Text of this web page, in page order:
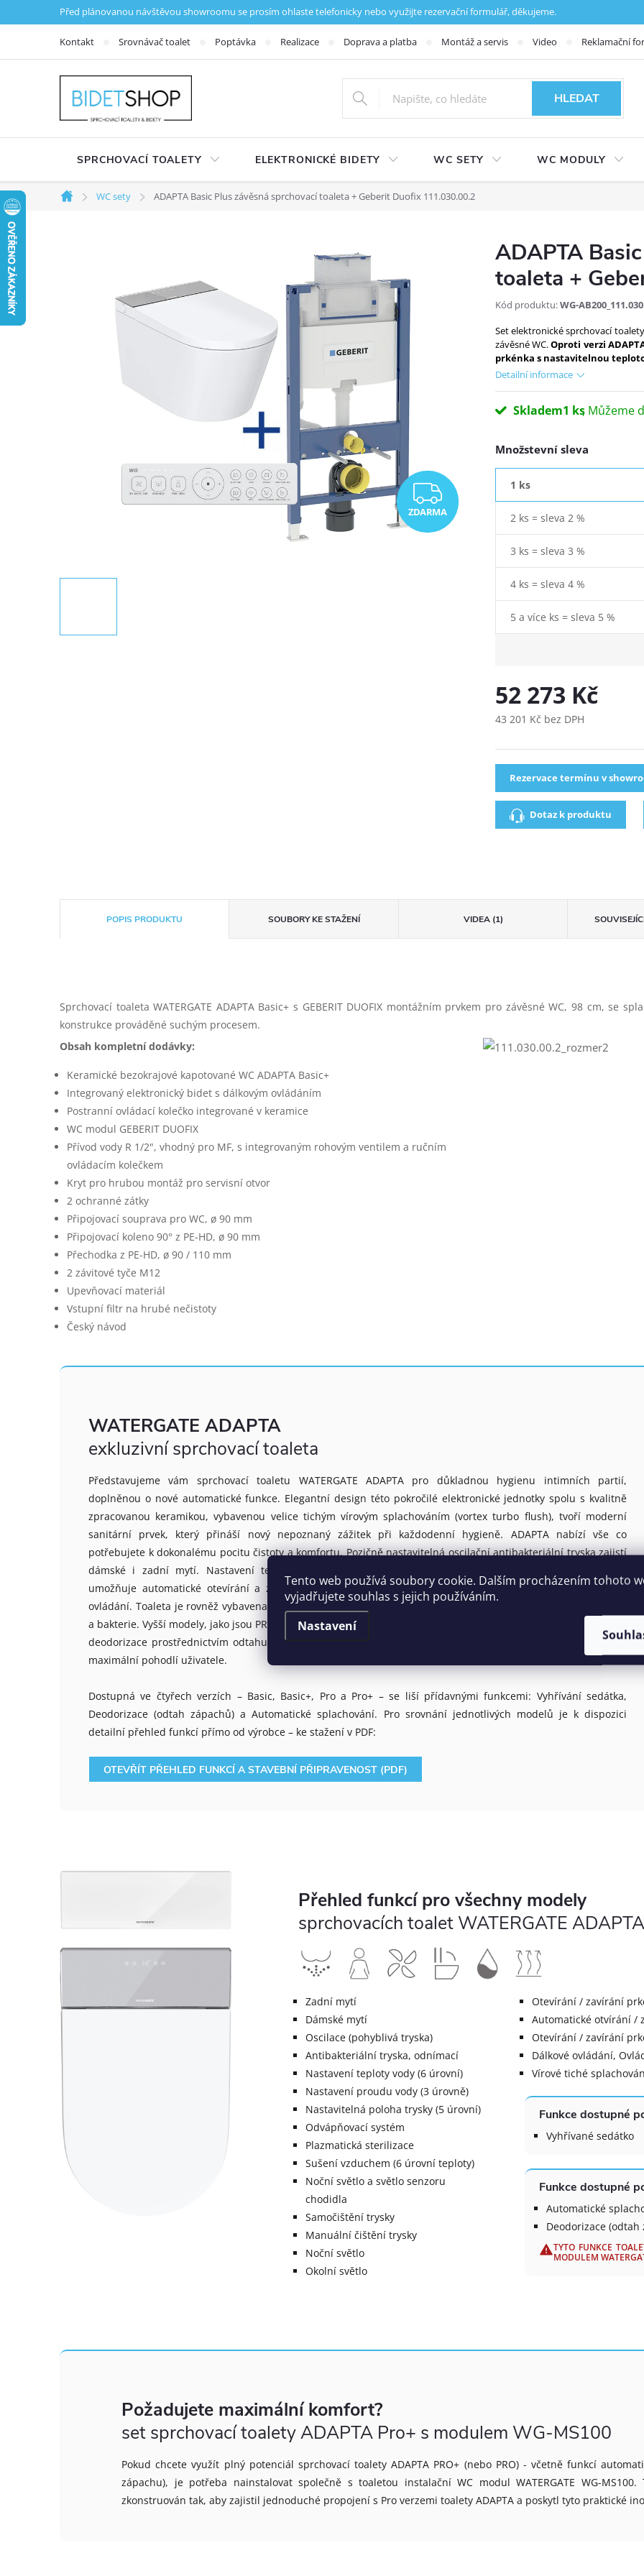
Tento web používá soubory cookie. Dalším procházením tohoto
vyjadřujete souhlas s jejich používáním.
Nastavení
Přejít na obsahPřed plánovanou návštěvou showroomu se prosím ohlaste telefonicky nebo využijte rezervační formulář, děkujeme.
Kontakt Srovnávač toalet Poptávka Realizace Doprava a platba Montáž a servis Video Reklamační
HLEDAT
SPRCHOVACÍ TOALETY ELEKTRONICKÉ BIDETY WC SETY WC MODULY
Domů
WC sety ADAPTA Basic Plus závěsná sprchovací toaleta + Geberit Duofix 111.030.00.2
ZDARMA
ZDARMA
ADAPTA
toaleta +
Kód produktu:WG-
Set elektronické sprchovací
závěsné WC.Oproti verzi
prkénka s nastavitelnou
Detailní informace
Skladem1 ks
Množstevní sleva
1 ks
2 ks = sleva 2 %
3 ks = sleva 3 %
4 ks = sleva 4 %
5 a více ks = sleva 5 %
52 273 Kč
43 201 Kč bez DPH
Rezervace termínu v
Dotaz k produktu
POPIS PRODUKTU SOUBORY KE STAŽENÍ VIDEA (1)
Sprchovací toaleta WATERGATE ADAPTA Basic+ s GEBERIT DUOFIX montážním prvkem pro závěsné WC, 98 cm, se
konstrukce prováděné suchým procesem.
Obsah kompletní dodávky:
Keramické bezokrajové kapotované WC ADAPTA Basic+
Integrovaný elektronický bidet s dálkovým ovládáním
Postranní ovládací kolečko integrované v keramice
WC modul GEBERIT DUOFIX
Přívod vody R 1/2", vhodný pro MF, s integrovaným rohovým ventilem a ručním
ovládacím kolečkem
Kryt pro hrubou montáž pro servisní otvor
2 ochranné zátky
Připojovací souprava pro WC, ø 90 mm
Připojovací koleno 90° z PE-HD, ø 90 mm
Přechodka z PE-HD, ø 90 / 110 mm
2 závitové tyče M12
Upevňovací materiál
Vstupní filtr na hrubé nečistoty
Český návod
WATERGATE ADAPTA
exkluzivní sprchovací toaleta
Představujeme vám sprchovací toaletu WATERGATE ADAPTA pro důkladnou hygienu intimních partií,
doplněnou o nové automatické funkce. Elegantní design této pokročilé elektronické jednotky spolu s kvalitně
zpracovanou keramikou, vybavenou velice tichým vírovým splachováním (vortex turbo flush), tvoří moderní
sanitární prvek, který přináší nový nepoznaný zážitek při každodenní hygieně. ADAPTA nabízí vše co
potřebujete k dokonalému pocitu čistoty a komfortu. Pozičně nastavitelná oscilační antibakteriální tryska zajistí
dámské i zadní mytí. Nastavení teploty vody, intenzity vodního proudu a automatické sušení. ADAPTA
umožňuje automatické otevírání a zavírání víka i sedátka za použití pohybových senzorů nebo dálkového
ovládání. Toaleta je rovněž vybavena plazmatickou sterilizací, která zaručuje dokonalou čistotu, eliminující viry
a bakterie. Vyšší modely, jako jsou PRO a PRO+, přináší další funkce včetně automatického splachování a účinné
deodorizace prostřednictvím odtahu zápachu. Modely BASIC + a PRO+ disponují i vyhřívaným sedátkem pro
maximální pohodlí uživatele.
Dostupná ve čtyřech verzích – Basic, Basic+, Pro a Pro+ – se liší přídavnými funkcemi: Vyhřívání sedátka,
Deodorizace (odtah zápachů) a Automatické splachování. Pro srovnání jednotlivých modelů je k dispozici
detailní přehled funkcí přímo od výrobce – ke stažení v PDF:
OTEVŘÍT PŘEHLED FUNKCÍ A STAVEBNÍ PŘIPRAVENOST (PDF)
Přehled funkcí pro všechny modely
sprchovacích toalet WATERGATE ADAPTA
Zadní mytí
Dámské mytí
Oscilace (pohyblivá tryska)
Antibakteriální tryska, odnímací
Nastavení teploty vody (6 úrovní)
Nastavení proudu vody (3 úrovně)
Nastavitelná poloha trysky (5 úrovní)
Odvápňovací systém
Plazmatická sterilizace
Sušení vzduchem (6 úrovní teploty)
Noční světlo a světlo senzoru
chodidla
Samočištění trysky
Manuální čištění trysky
Noční světlo
Okolní světlo
Otevírání / zavírání
Automatické otvírání /
Otevírání / zavírání
Dálkové ovládání,
Vírové tiché
Funkce dostupné
Vyhřívané sedátko
Funkce dostupné
Automatické
Deodorizace (odtah
TYTO FUNKCE
MODULEM
Požadujete maximální komfort?
set sprchovací toalety ADAPTA Pro+ s modulem WG-MS100
Pokud chcete využít plný potenciál sprchovací toalety ADAPTA PRO+ (nebo PRO) - včetně funkcí
zápachu), je potřeba nainstalovat společně s toaletou instalační WC modul WATERGATE WG-
zkonstruován tak, aby zajistil jednoduché propojení s Pro verzemi toalety ADAPTA a poskytl tyto praktické